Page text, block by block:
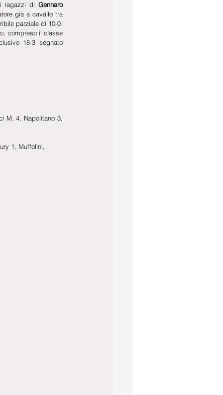
ragazzi di Gennaro
già a cavallo tra
compreso il classe
18-3 segnato
M. 4, Napolitano 3,
1, Muffolini,